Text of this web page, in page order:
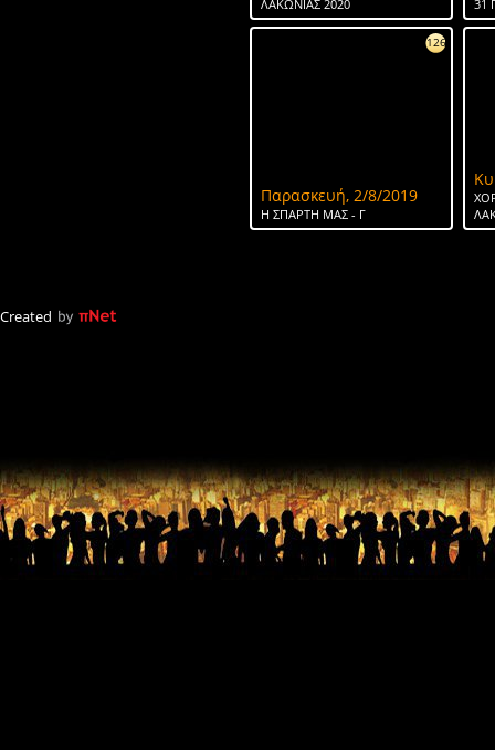
ΛΑΚΩΝΙΑΣ 2020
31
126
Παρασκευή, 2/8/2019
H ΣΠΑΡΤΗ ΜΑΣ - Γ
Created